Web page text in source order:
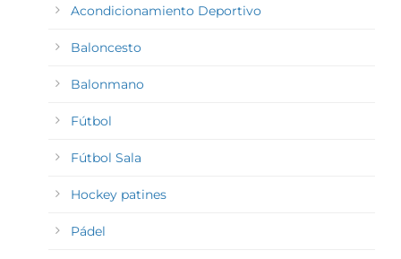
Acondicionamiento Deportivo
Baloncesto
Balonmano
Fútbol
Fútbol Sala
Hockey patines
Pádel